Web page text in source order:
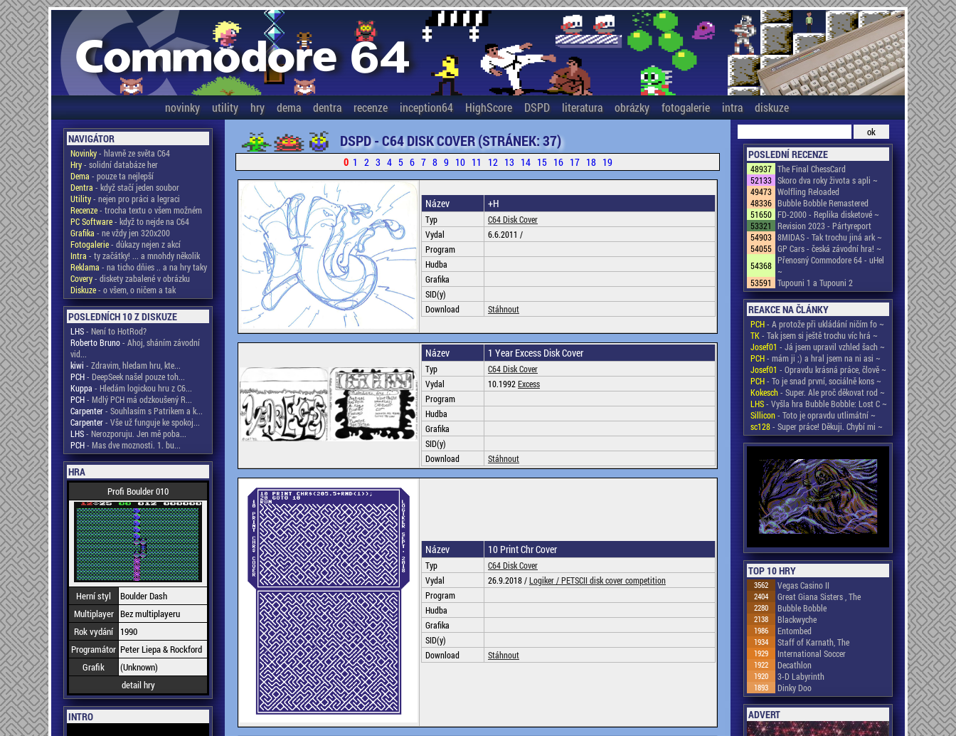
novinky utility hry dema dentra recenze inception64 HighScore DSPD literatura obrázky fotogalerie intra diskuze
NAVIGÁTOR
Novinky- hlavně ze světa C64
Hry- solidní databáze her
Dema - pouze ta nejlepší
Dentra - když stačí jeden soubor
Utility- nejen pro práci a legraci
Recenze- trocha textu o všem možném
PC Software- když to nejde na C64
Grafika - ne vždy jen 320x200
Fotogalerie- důkazy nejen z akcí
Intra - ty začátky! ... a mnohdy několik
Reklama - na ticho dňies .. a na hry taky
Covery- diskety zabalené v obrázku
Diskuze- o všem, o ničem a tak
POSLEDNÍCH 10 Z DISKUZE
LHS- Není to HotRod?
Roberto Bruno- Ahoj, sháním závodní
vid...
kiwi - Zdravim, hledam hru, kte...
PCH- DeepSeek našel pouze toh...
Kuppa - Hledám logickou hru z C6...
PCH- Mdlý PCH má odzkoušený R...
Carpenter- Souhlasím s Patrikem a k...
Carpenter- Vše už funguje ke spokoj...
LHS- Nerozporuju. Jen mě poba...
PCH- Mas dve moznosti. 1. bu...
HRA
Profi Boulder 010
Herní styl
Boulder Dash
Multiplayer Bez multiplayeru
Rok vydání
1990
Programátor Peter Liepa & Rockford
Grafik
(Unknown)
detail hry
INTRO
DSPD - C64 DISK COVER (STRÁNEK: 37)
0 1 2 3 4 5 6 7 8 9 10 11 12 13 14 15 16 17 18 19
Název +H
Typ
C64 Disk Cover
Vydal
6.6.2011 /
Program
Hudba
Grafika
SID(y)
Download
Stáhnout
Název 1 Year Excess Disk Cover
Typ
C64 Disk Cover
Vydal
10.1992Excess
Program
Hudba
Grafika
SID(y)
Download
Stáhnout
Název 10 Print Chr Cover
Typ
C64 Disk Cover
Vydal
26.9.2018 /Logiker /PETSCII disk cover competition
Program
Hudba
Grafika
SID(y)
Download
Stáhnout
POSLEDNÍ RECENZE
48937 The Final ChessCard
52133 Skoro dva roky života s apli ~
49473 Wolfling Reloaded
48336 Bubble Bobble Remastered
51650 FD-2000 - Replika disketové ~
53321
Revision 2023 - Pártyreport
54903 8MIDAS - Tak trochu jiná ark ~
54055 GP Cars - česká závodní hra! ~
54368 Přenosný Commodore 64 - uHel
~
53591
Tupouni 1 a Tupouni 2
REAKCE NA ČLÁNKY
PCH- A protože při ukládání ničím fo ~
TK- Tak jsem si ještě trochu víc hrá ~
Josef01 - Já jsem upravil vzhled šach ~
PCH- mám ji ;) a hral jsem na ni asi ~
Josef01 - Opravdu krásná práce, člově ~
PCH- To je snad první, sociálně kons ~
Kokesch- Super. Ale proč děkovat rod ~
LHS- Vyšla hra Bubble Bobble: Lost C ~
Sillicon- Toto je opravdu utlimátní ~
sc128- Super práce! Děkuji. Chybí mi ~
TOP 10 HRY
3562 Vegas Casino II
2404 Great Giana Sisters , The
2280 Bubble Bobble
2138 Blackwyche
1986 Entombed
1934 Staff of Karnath, The
1929 International Soccer
1922 Decathlon
1920 3-D Labyrinth
1893 Dinky Doo
ADVERT